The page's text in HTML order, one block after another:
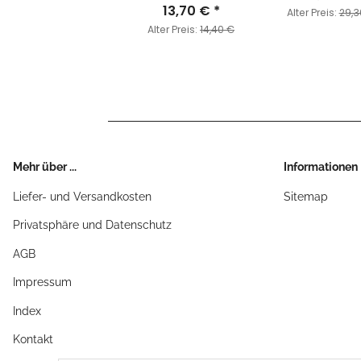
13,70 € *
Alter Preis: 14,40 €
Alter Preis:
Mehr über ...
Liefer- und Versandkosten
Privatsphäre und Datenschutz
AGB
Impressum
Index
Kontakt
Informationen
Sitemap